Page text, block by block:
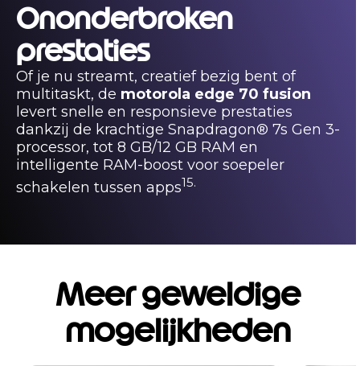
Ononderbroken
prestaties
Of je nu streamt, creatief bezig bent of
multitaskt, de motorola edge 70 fusion
levert snelle en responsieve prestaties
dankzij de krachtige Snapdragon® 7s Gen 3-
processor, tot 8 GB/12 GB RAM en
intelligente RAM-boost voor soepeler
schakelen tussen apps15.
Meer geweldige
mogelijkheden